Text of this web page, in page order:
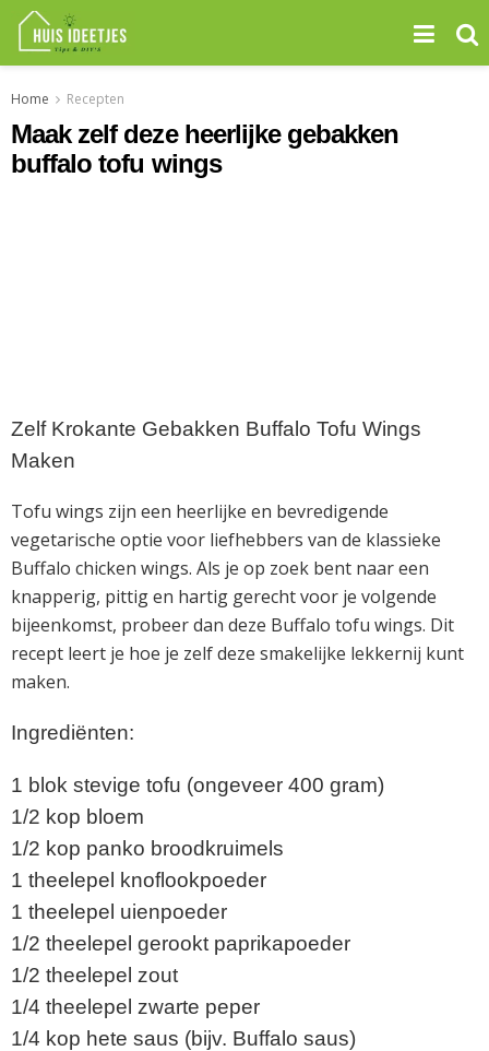
Home Recepten
Maak zelf deze heerlijke gebakken
buffalo tofu wings
Zelf Krokante Gebakken Buffalo Tofu Wings
Maken
Tofu wings zijn een heerlijke en bevredigende
vegetarische optie voor liefhebbers van de klassieke
Buffalo chicken wings. Als je op zoek bent naar een
knapperig, pittig en hartig gerecht voor je volgende
bijeenkomst, probeer dan deze Buffalo tofu wings. Dit
recept leert je hoe je zelf deze smakelijke lekkernij kunt
maken.
Ingrediënten:
1 blok stevige tofu (ongeveer 400 gram)
1/2 kop bloem
1/2 kop panko broodkruimels
1 theelepel knoflookpoeder
1 theelepel uienpoeder
1/2 theelepel gerookt paprikapoeder
1/2 theelepel zout
1/4 theelepel zwarte peper
1/4 kop hete saus (bijv. Buffalo saus)